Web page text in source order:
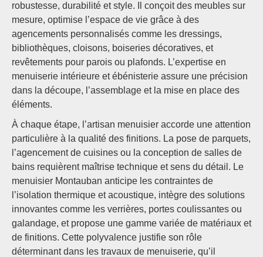
robustesse, durabilité et style. Il conçoit des meubles sur
mesure, optimise l’espace de vie grâce à des
agencements personnalisés comme les dressings,
bibliothèques, cloisons, boiseries décoratives, et
revêtements pour parois ou plafonds. L’expertise en
menuiserie intérieure et ébénisterie assure une précision
dans la découpe, l’assemblage et la mise en place des
éléments.
À chaque étape, l’artisan menuisier accorde une attention
particulière à la qualité des finitions. La pose de parquets,
l’agencement de cuisines ou la conception de salles de
bains requièrent maîtrise technique et sens du détail. Le
menuisier Montauban anticipe les contraintes de
l’isolation thermique et acoustique, intègre des solutions
innovantes comme les verrières, portes coulissantes ou
galandage, et propose une gamme variée de matériaux et
de finitions. Cette polyvalence justifie son rôle
déterminant dans les travaux de menuiserie, qu’il